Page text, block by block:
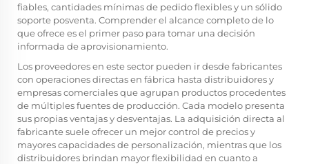
fiables, cantidades mínimas de pedido flexibles y un sólido
soporte posventa. Comprender el alcance completo de lo
que ofrece es el primer paso para tomar una decisión
informada de aprovisionamiento.
Los proveedores en este sector pueden ir desde fabricantes
con operaciones directas en fábrica hasta distribuidores y
empresas comerciales que agrupan productos procedentes
de múltiples fuentes de producción. Cada modelo presenta
sus propias ventajas y desventajas. La adquisición directa al
fabricante suele ofrecer un mejor control de precios y
mayores capacidades de personalización, mientras que los
distribuidores brindan mayor flexibilidad en cuanto a